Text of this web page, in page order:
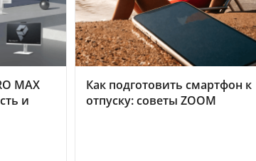
MAX
и
Как подготовить смартфон к
отпуску: советы ZOOM